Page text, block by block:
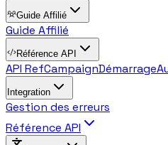
Guide Affilié
Guide Affilié
Référence API
API RefCampaignDémarrage
Integration
Gestion des erreurs
Référence API